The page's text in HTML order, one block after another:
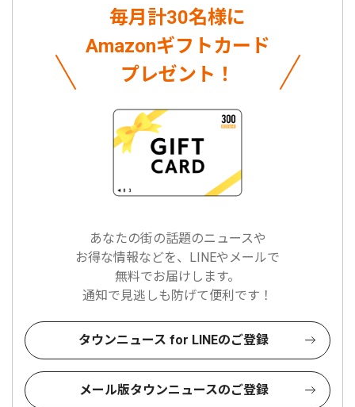
毎月計30名様に
Amazonギフトカード
プレゼント！
あなたの街の話題のニュースや
お得な情報などを、LINEやメールで
無料でお届けします。
通知で見逃しも防げて便利です！
タウンニュース for LINEのご登録
メール版タウンニュースのご登録